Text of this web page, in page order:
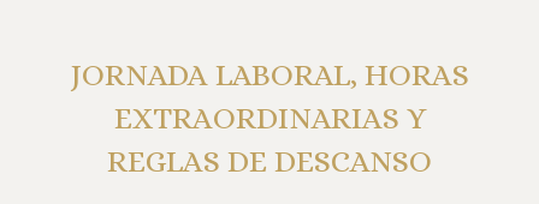
JORNADA LABORAL, HORAS
EXTRAORDINARIAS Y
REGLAS DE DESCANSO